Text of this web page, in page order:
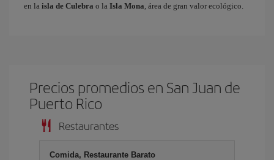
en la isla de Culebra o la Isla Mona, área de gran valor ecológico.
Precios promedios en San Juan de
Puerto Rico
Restaurantes
Comida, Restaurante Barato